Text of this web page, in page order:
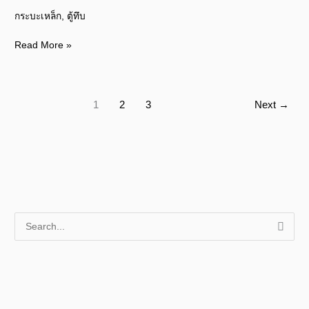
กระบะเหล็ก ตู้ทึบ
เนียม1.8เมตร
Read More »
1 2 3 Next →